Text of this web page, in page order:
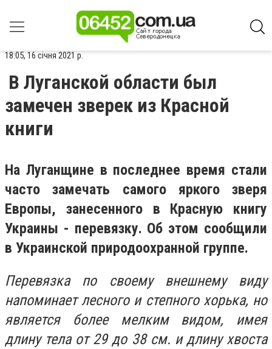
18:05, 16 січня 2021 р.
В Луганской области был
замечен зверек из Красной
книги
На Луганщине в последнее время стали
часто замечать самого яркого зверя
Европы, занесенного в Красную книгу
Украины - перевязку. Об этом сообщили
в Украинской природоохранной группе.
Перевязка по своему внешнему виду
напоминает лесного и степного хорька, но
является более мелким видом, имея
длину тела от 29 до 38 см. и длину хвоста